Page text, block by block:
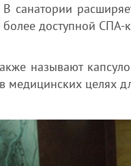
В санатории
более доступной СПА-
называют
медицинских целях